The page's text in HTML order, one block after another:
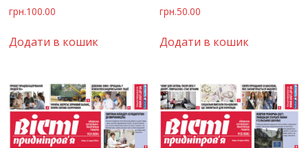
грн.100.00
Додати в кошик
грн.50.00
Додати в кошик